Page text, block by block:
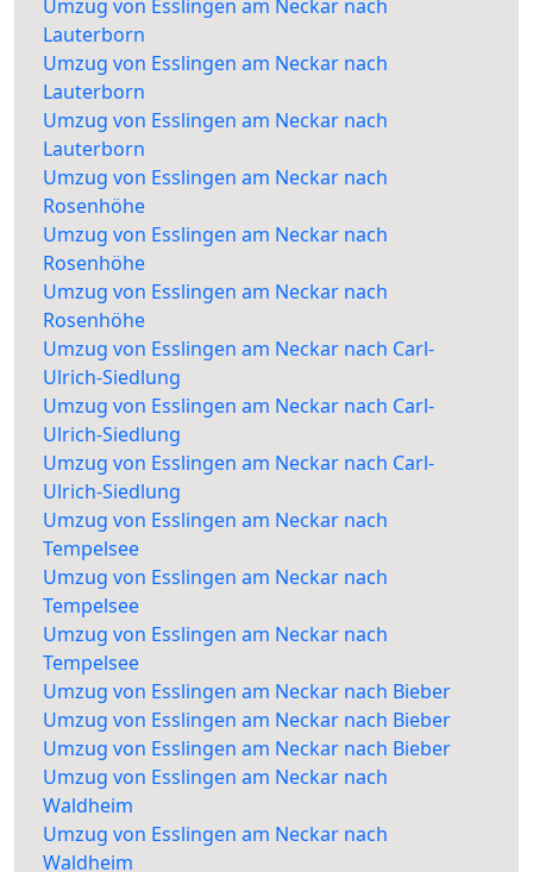
Umzug von Esslingen am Neckar nach
Lauterborn
Umzug von Esslingen am Neckar nach
Lauterborn
Umzug von Esslingen am Neckar nach
Lauterborn
Umzug von Esslingen am Neckar nach
Rosenhöhe
Umzug von Esslingen am Neckar nach
Rosenhöhe
Umzug von Esslingen am Neckar nach
Rosenhöhe
Umzug von Esslingen am Neckar nach Carl-
Ulrich-Siedlung
Umzug von Esslingen am Neckar nach Carl-
Ulrich-Siedlung
Umzug von Esslingen am Neckar nach Carl-
Ulrich-Siedlung
Umzug von Esslingen am Neckar nach
Tempelsee
Umzug von Esslingen am Neckar nach
Tempelsee
Umzug von Esslingen am Neckar nach
Tempelsee
Umzug von Esslingen am Neckar nach Bieber
Umzug von Esslingen am Neckar nach Bieber
Umzug von Esslingen am Neckar nach Bieber
Umzug von Esslingen am Neckar nach
Waldheim
Umzug von Esslingen am Neckar nach
Waldheim